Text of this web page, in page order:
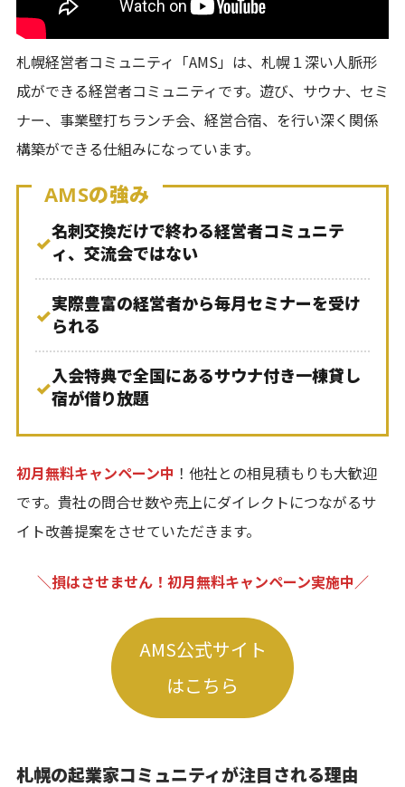
札幌経営者コミュニティ「AMS」は、札幌１深い人脈形
成ができる経営者コミュニティです。遊び、サウナ、セミ
ナー、事業壁打ちランチ会、経営合宿、を行い深く関係
構築ができる仕組みになっています。
AMSの強み
✓名刺交換だけで終わる経営者コミュニテ
ィ、交流会ではない
✓実際豊富の経営者から毎月セミナーを受け
られる
✓入会特典で全国にあるサウナ付き一棟貸し
宿が借り放題
初月無料キャンペーン中 ！他社との相見積もりも大歓迎
です。貴社の問合せ数や売上にダイレクトにつながるサ
イト改善提案をさせていただきます。
＼損はさせません！初月無料キャンペーン実施中／
AMS公式サイト
はこちら
札幌の起業家コミュニティが注目される理由